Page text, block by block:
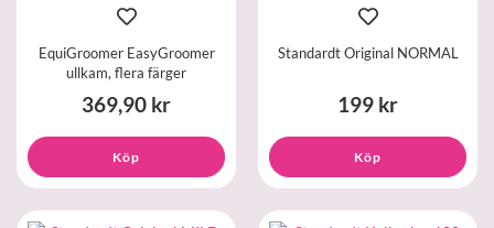
EquiGroomer EasyGroomer
ullkam, flera färger
369,90 kr
Köp
Standardt Original NORMAL
199 kr
Köp